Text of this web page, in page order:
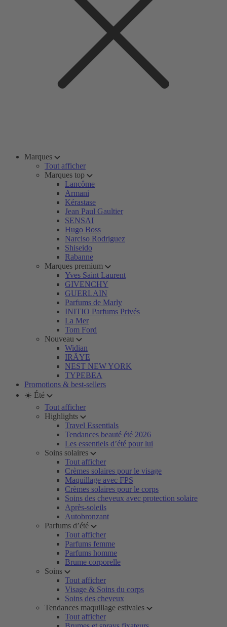
Marques
Tout afficher
Marques top
Lancôme
Armani
Kérastase
Jean Paul Gaultier
SENSAI
Hugo Boss
Narciso Rodriguez
Shiseido
Rabanne
Marques premium
Yves Saint Laurent
GIVENCHY
GUERLAIN
Parfums de Marly
INITIO Parfums Privés
La Mer
Tom Ford
Nouveau
Widian
IRÄYE
NEST NEW YORK
TYPEBEA
Promotions & best-sellers
☀️ Été
Tout afficher
Highlights
Travel Essentials
Tendances beauté été 2026
Les essentiels d’été pour lui
Soins solaires
Tout afficher
Crèmes solaires pour le visage
Maquillage avec FPS
Crèmes solaires pour le corps
Soins des cheveux avec protection solaire
Après-soleils
Autobronzant
Parfums d’été
Tout afficher
Parfums femme
Parfums homme
Brume corporelle
Soins
Tout afficher
Visage & Soins du corps
Soins des cheveux
Tendances maquillage estivales
Tout afficher